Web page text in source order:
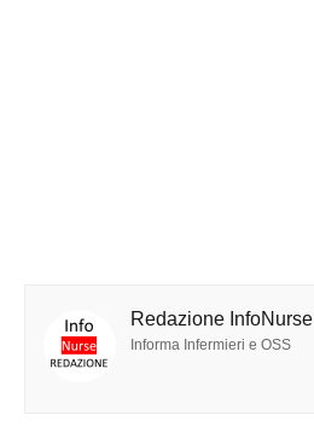
Redazione InfoNurse
Informa Infermieri e OSS